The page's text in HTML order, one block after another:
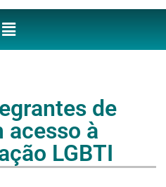
de
acesso à
LGBTI